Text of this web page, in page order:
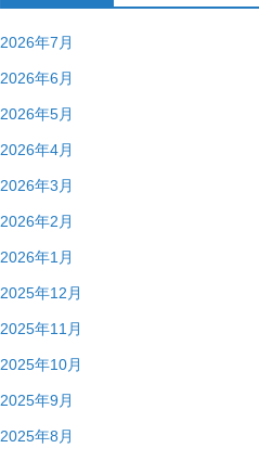
2026年7月
2026年6月
2026年5月
2026年4月
2026年3月
2026年2月
2026年1月
2025年12月
2025年11月
2025年10月
2025年9月
2025年8月